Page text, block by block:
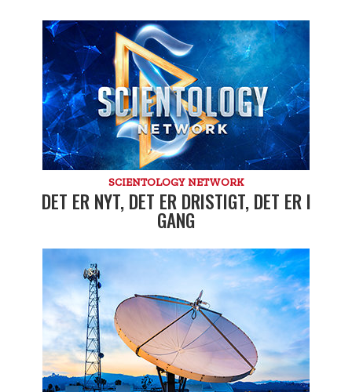
SCIENTOLOGY NETWORK
DET ER NYT, DET ER DRISTIGT, DET ER I
GANG